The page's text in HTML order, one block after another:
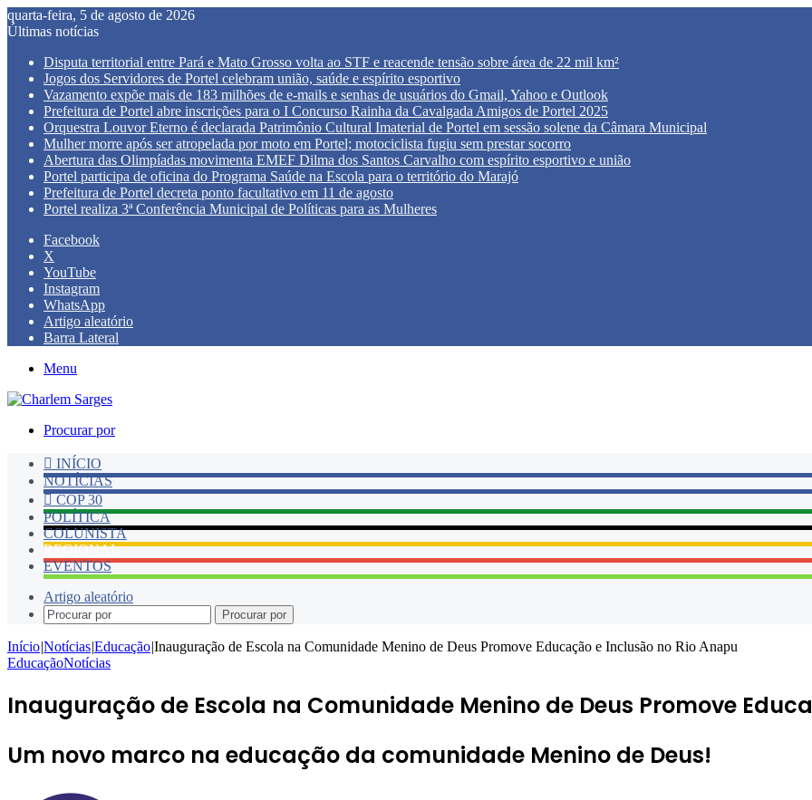
quarta-feira, 5 de agosto de 2026
Últimas notícias
Disputa territorial entre Pará e Mato Grosso volta ao STF e reacende tensão sobre área de 22 mil km²
Jogos dos Servidores de Portel celebram união, saúde e espírito esportivo
Vazamento expõe mais de 183 milhões de e-mails e senhas de usuários do Gmail, Yahoo e Outlook
Prefeitura de Portel abre inscrições para o I Concurso Rainha da Cavalgada Amigos de Portel 2025
Orquestra Louvor Eterno é declarada Patrimônio Cultural Imaterial de Portel em sessão solene da Câmara Municipal
Mulher morre após ser atropelada por moto em Portel; motociclista fugiu sem prestar socorro
Abertura das Olimpíadas movimenta EMEF Dilma dos Santos Carvalho com espírito esportivo e união
Portel participa de oficina do Programa Saúde na Escola para o território do Marajó
Prefeitura de Portel decreta ponto facultativo em 11 de agosto
Portel realiza 3ª Conferência Municipal de Políticas para as Mulheres
Facebook
X
YouTube
Instagram
WhatsApp
Artigo aleatório
Barra Lateral
Menu
Procurar por
INÍCIO
NOTÍCIAS
COP 30
POLÍTICA
COLUNISTA
REGIONAL
EVENTOS
Artigo aleatório
Procurar por
Início|Notícias|Educação|Inauguração de Escola na Comunidade Menino de Deus Promove Educação e Inclusão no Rio Anapu
EducaçãoNotícias
Inauguração de Escola na Comunidade Menino de Deus Promove
Um novo marco na educação da comunidade Menino de Deus!